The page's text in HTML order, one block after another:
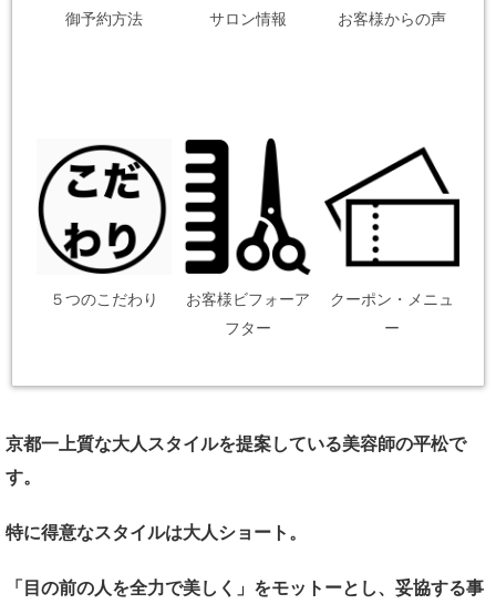
御予約方法 サロン情報 お客様からの声
５つのこだわり
お客様ビフォーア
フター
クーポン・メニュ
ー
京都一上質な大人スタイルを提案している美容師の平松で
す。
特に得意なスタイルは大人ショート。
「目の前の人を全力で美しく」をモットーとし、妥協する事